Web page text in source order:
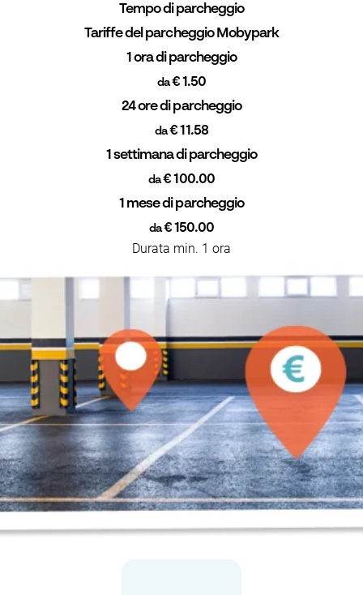
Tempo di parcheggio
Tariffe del parcheggio Mobypark
1 ora di parcheggio
da€ 1.50
24 ore di parcheggio
da€ 11.58
1 settimana di parcheggio
da€ 100.00
1 mese di parcheggio
da€ 150.00
Durata min. 1 ora